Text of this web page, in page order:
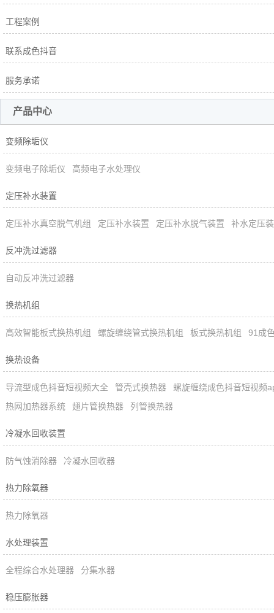
工程案例
联系成色抖音
服务承诺
产品中心
变频除垢仪
变频电子除垢仪 高频电子水处理仪
定压补水装置
定压补水真空脱气机组 定压补水装置 定压补水脱气装置 补水定压
反冲洗过滤器
自动反冲洗过滤器
换热机组
高效智能板式换热机组 螺旋缠绕管式换热机组 板式换热机组 91成
换热设备
导流型成色抖音短视频大全 管壳式换热器
螺旋缠绕成色抖音短视频
热网加热器系统
翅片管换热器 列管换热器
冷凝水回收装置
防气蚀消除器 冷凝水回收器
热力除氧器
热力除氧器
水处理装置
全程综合水处理器 分集水器
稳压膨胀器